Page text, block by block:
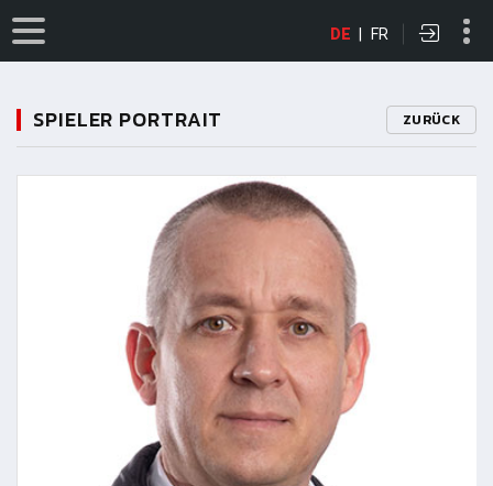
DE | FR
SPIELER PORTRAIT ZURÜCK